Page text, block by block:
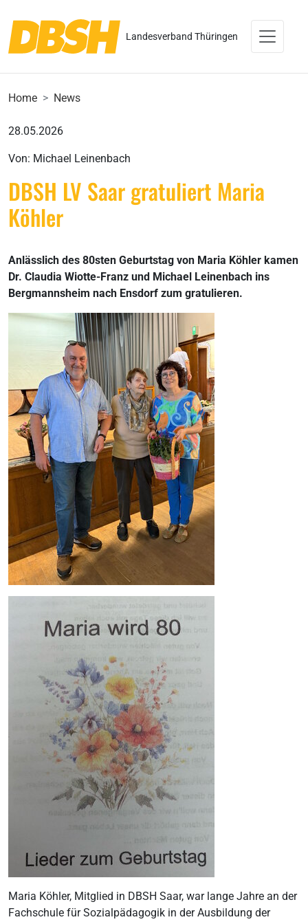
Landesverband Thüringen
Home News
28.05.2026
Von: Michael Leinenbach
DBSH LV Saar gratuliert Maria
Köhler
Anlässlich des 80sten Geburtstag von Maria Köhler kamen
Dr. Claudia Wiotte-Franz und Michael Leinenbach ins
Bergmannsheim nach Ensdorf zum gratulieren.
Maria Köhler, Mitglied in DBSH Saar, war lange Jahre an der
Fachschule für Sozialpädagogik in der Ausbildung der